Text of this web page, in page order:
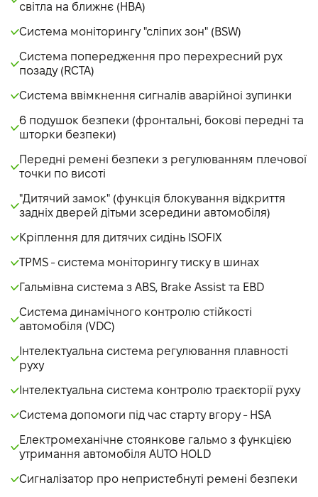
світла на ближнє (HBA)
Система моніторингу "сліпих зон" (BSW)
Система попередження про перехресний рух
позаду (RCTA)
Система ввімкнення сигналів аварійноі зупинки
6 подушок безпеки (фронтальні, бокові передні та
шторки безпеки)
Передні ремені безпеки з регулюванням плечової
точки по висоті
"Дитячий замок" (функція блокування відкриття
задніх дверей дітьми зсередини автомобіля)
Кріплення для дитячих сидінь ISOFIX
TPMS - система моніторингу тиску в шинах
Гальмівна система з ABS, Brake Assist та EBD
Система динамічного контролю стійкості
автомобіля (VDC)
Інтелектуальна система регулювання плавності
руху
Інтелектуальна система контролю траєкторії руху
Система допомоги під час старту вгору - НSA
Електромеханічне стоянкове гальмо з функцією
утримання автомобіля AUTO HOLD
Сигналізатор про непристебнуті ремені безпеки